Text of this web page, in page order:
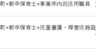
×新卒保育士×事業所内託児所職員
×新卒保育士×児童養護・障害児施設